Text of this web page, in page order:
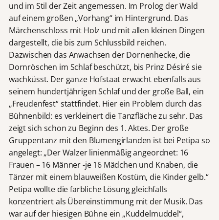
und im Stil der Zeit angemessen. Im Prolog der Wald
auf einem großen „Vorhang“ im Hintergrund. Das
Märchenschloss mit Holz und mit allen kleinen Dingen
dargestellt, die bis zum Schlussbild reichen.
Dazwischen das Anwachsen der Dornenhecke, die
Dornröschen im Schlaf beschützt, bis Prinz Désiré sie
wachküsst. Der ganze Hofstaat erwacht ebenfalls aus
seinem hundertjährigen Schlaf und der große Ball, ein
„Freudenfest“ stattfindet. Hier ein Problem durch das
Bühnenbild: es verkleinert die Tanzfläche zu sehr. Das
zeigt sich schon zu Beginn des 1. Aktes. Der große
Gruppentanz mit den Blumengirlanden ist bei Petipa so
angelegt: „Der Walzer linienmäßig angeordnet: 16
Frauen – 16 Männer -je 16 Mädchen und Knaben, die
Tänzer mit einem blauweißen Kostüm, die Kinder gelb.“
Petipa wollte die farbliche Lösung gleichfalls
konzentriert als Übereinstimmung mit der Musik. Das
war auf der hiesigen Bühne ein „Kuddelmuddel“,